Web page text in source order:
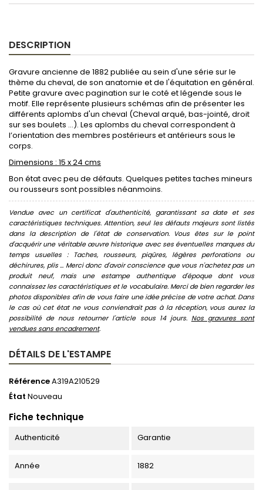
DESCRIPTION
Gravure ancienne de 1882 publiée au sein d'une série sur le
thème du cheval, de son anatomie et de l'équitation en général.
Petite gravure avec pagination sur le coté et légende sous le
motif. Elle représente plusieurs schémas afin de présenter les
différents aplombs d'un cheval (Cheval arqué, bas-jointé, droit
sur ses boulets ...). Les aplombs du cheval correspondent à
l’orientation des membres postérieurs et antérieurs sous le
corps.
Dimensions : 15 x 24 cms
Bon état avec peu de défauts. Quelques petites taches mineurs
ou rousseurs sont possibles néanmoins.
Vendue avec un certificat d'authenticité, garantissant sa date et ses
caractéristiques techniques. Attention, seul les défauts majeurs sont listés
dans la description de l'état de conservation. Vous êtes sur le point
d'acquérir une véritable œuvre historique avec ses éventuelles marques du
temps usuelles : Taches, rousseurs, piqûres, légères perforations ou
déchirures, plis ... Merci donc d'avoir conscience que vous n'achetez pas un
produit neuf, mais une estampe authentique d'époque dont vous
connaissez les caractéristiques et le vocabulaire. Merci de bien regarder les
photos disponibles afin de vous faire une idée précise de votre achat. Dans
le cas où cet état ne vous conviendrait pas à la réception, vous aurez la
possibilité de nous retourner l'article sous 14 jours. Nos gravures sont
vendues sans encadrement.
DÉTAILS DE L'ESTAMPE
RéférenceA319A210529
État Nouveau
Fiche technique
Authenticité Garantie
Année 1882